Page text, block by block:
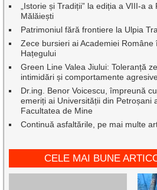
„Istorie și Tradiții” la ediția a VIII-a
Mălăiești
Patrimoniul fără frontiere la Ulpia
Zece bursieri ai Academiei
Hațegului
Green Line Valea Jiului: Toleranță
intimidări și comportamente
Dr.ing. Benor Voicescu, împreună
emeriți ai Universității din Petroșani
Facultatea de Mine
Continuă asfaltările, pe mai multe
CELE MAI BUNE